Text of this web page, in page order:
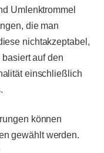
Umlenktrommel
die man
nichtakzeptabel,
auf den
einschließlich
können
gewählt werden.